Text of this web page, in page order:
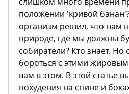
положении 'кривой
организм решил, что нам
природе, где мы должны
собиратели? Кто знает.
бороться с этими
вам в этом. В этой статье
похудения на спине и